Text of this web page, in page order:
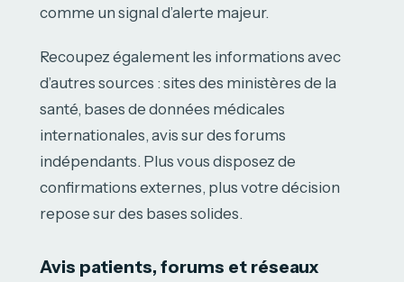
comme un signal d’alerte majeur.
Recoupez également les informations avec
d’autres sources : sites des ministères de la
santé, bases de données médicales
internationales, avis sur des forums
indépendants. Plus vous disposez de
confirmations externes, plus votre décision
repose sur des bases solides.
Avis patients, forums et réseaux